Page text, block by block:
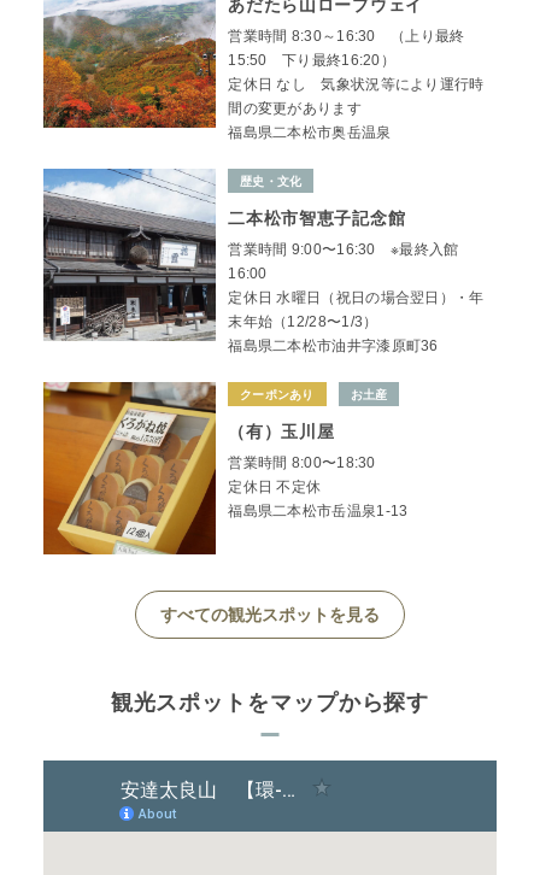
あだたら山ロープウェイ
営業時間 8:30～16:30 （上り最終
15:50 下り最終16:20）
定休日 なし 気象状況等により運行時
間の変更があります
福島県二本松市奥岳温泉
歴史・文化
二本松市智恵子記念館
営業時間 9:00〜16:30 ※最終入館
16:00
定休日 水曜日（祝日の場合翌日）・年
末年始（12/28〜1/3）
福島県二本松市油井字漆原町36
クーポンあり お土産
（有）玉川屋
営業時間 8:00〜18:30
定休日 不定休
福島県二本松市岳温泉1-13
すべての観光スポットを見る
観光スポットをマップから探す